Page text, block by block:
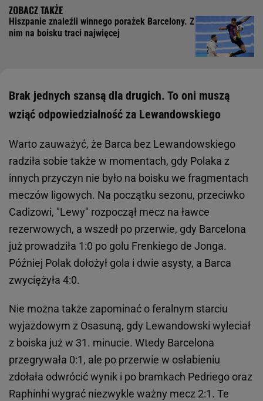
Hiszpanie znaleźli winnego porażek Barcelony. Z
nim na boisku traci najwięcej
Brak jednych szansą dla drugich. To oni muszą
wziąć odpowiedzialność za Lewandowskiego
Warto zauważyć, że Barca bez Lewandowskiego
radziła sobie także w momentach, gdy Polaka z
innych przyczyn nie było na boisku we fragmentach
meczów ligowych. Na początku sezonu, przeciwko
Cadizowi, "Lewy" rozpoczął mecz na ławce
rezerwowych, a wszedł po przerwie, gdy Barcelona
już prowadziła 1:0 po golu Frenkiego de Jonga.
Później Polak dołożył gola i dwie asysty, a Barca
zwyciężyła 4:0.
Nie można także zapominać o feralnym starciu
wyjazdowym z Osasuną, gdy Lewandowski wyleciał
z boiska już w 31. minucie. Wtedy Barcelona
przegrywała 0:1, ale po przerwie w osłabieniu
zdołała odwrócić wynik i po bramkach Pedriego oraz
Raphinhi wygrać niezwykle ważny mecz 2:1. Te